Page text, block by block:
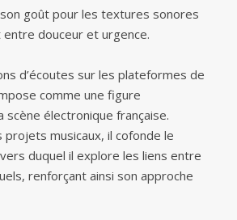
goût pour les textures sonores
douceur et urgence.
d’écoutes sur les plateformes de
comme une figure
scène électronique française.
projets musicaux, il cofonde le
duquel il explore les liens entre
renforçant ainsi son approche